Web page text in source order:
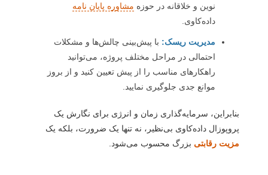
نوین و خلاقانه در حوزهمشاوره پایان نامه
داده‌کاوی.
مدیریت ریسک:با پیش‌بینی چالش‌ها و مشکلات
احتمالی در مراحل مختلف پروژه، می‌توانید
راهکارهای مناسب را از پیش تعیین کنید و از بروز
موانع جدی جلوگیری نمایید.
بنابراین، سرمایه‌گذاری زمان و انرژی برای نگارش یک
پروپوزال داده‌کاوی بی‌نظیر، نه تنها یک ضرورت، بلکه یک
مزیت رقابتی بزرگ محسوب می‌شود.